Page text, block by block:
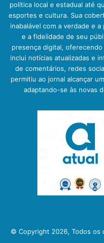
política local e estadual até
esportes e cultura. Sua
inabalável com a verdade e
e a fidelidade de seu
presença digital,
inclui notícias atualizadas e
de comentários, redes
permitiu ao jornal alcançar
adaptando-se às novas
© Copyright 2026, Todos